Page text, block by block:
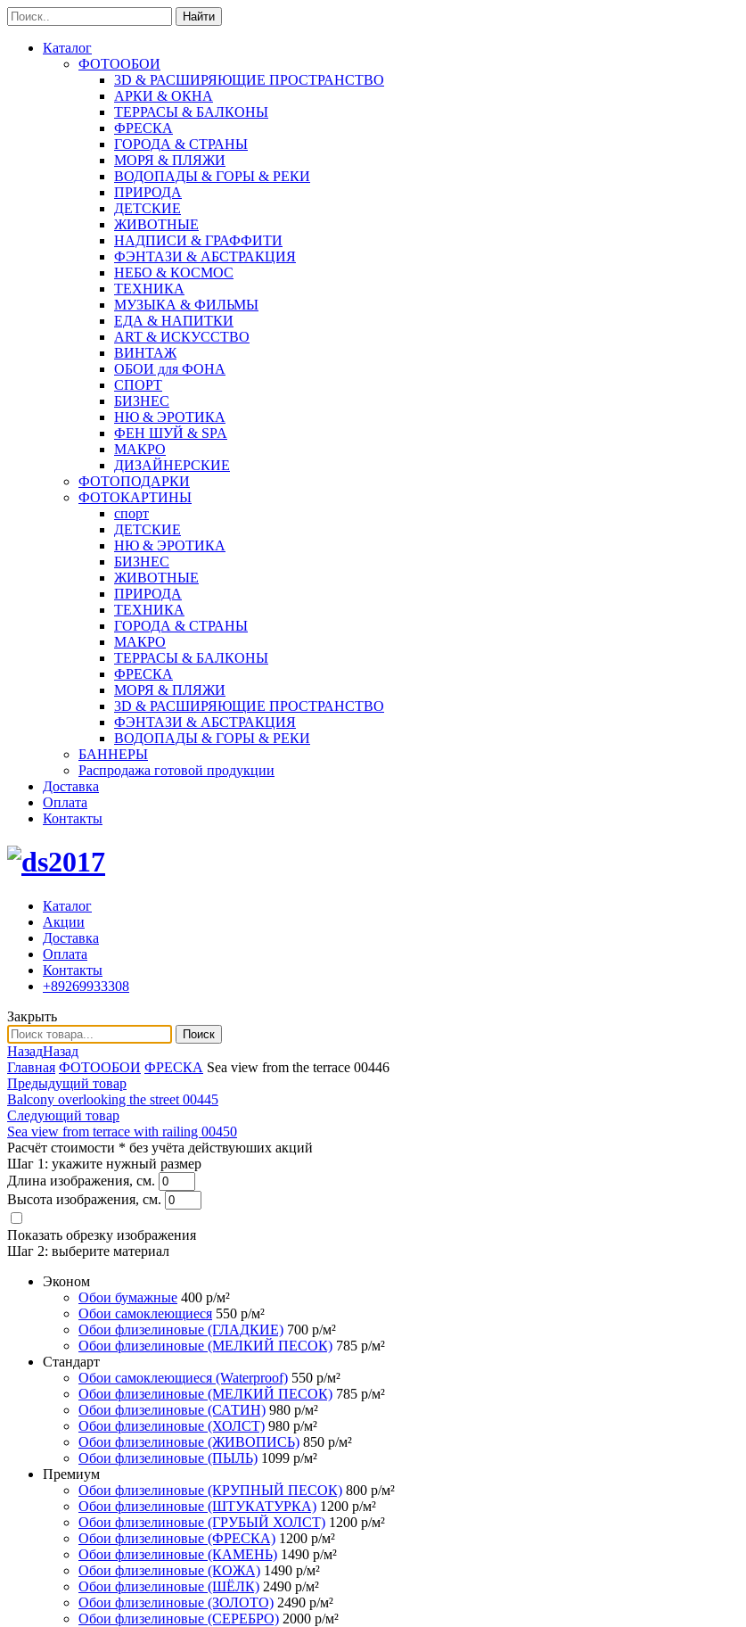
Найти
Каталог
ФОТООБОИ
3D & РАСШИРЯЮЩИЕ ПРОСТРАНСТВО
АРКИ & ОКНА
ТЕРРАСЫ & БАЛКОНЫ
ФРЕСКА
ГОРОДА & СТРАНЫ
МОРЯ & ПЛЯЖИ
ВОДОПАДЫ & ГОРЫ & РЕКИ
ПРИРОДА
ДЕТСКИЕ
ЖИВОТНЫЕ
НАДПИСИ & ГРАФФИТИ
ФЭНТАЗИ & АБСТРАКЦИЯ
НЕБО & КОСМОС
ТЕХНИКА
МУЗЫКА & ФИЛЬМЫ
ЕДА & НАПИТКИ
ART & ИСКУССТВО
ВИНТАЖ
ОБОИ для ФОНА
СПОРТ
БИЗНЕС
НЮ & ЭРОТИКА
ФЕН ШУЙ & SPA
МАКРО
ДИЗАЙНЕРСКИЕ
ФОТОПОДАРКИ
ФОТОКАРТИНЫ
спорт
ДЕТСКИЕ
НЮ & ЭРОТИКА
БИЗНЕС
ЖИВОТНЫЕ
ПРИРОДА
ТЕХНИКА
ГОРОДА & СТРАНЫ
МАКРО
ТЕРРАСЫ & БАЛКОНЫ
ФРЕСКА
МОРЯ & ПЛЯЖИ
3D & РАСШИРЯЮЩИЕ ПРОСТРАНСТВО
ФЭНТАЗИ & АБСТРАКЦИЯ
ВОДОПАДЫ & ГОРЫ & РЕКИ
БАННЕРЫ
Распродажа готовой продукции
Доставка
Оплата
Контакты
Каталог
Акции
Доставка
Оплата
Контакты
+89269933308
Закрыть
Поиск
НазадНазад
Главная ФОТООБОИ ФРЕСКА Sea view from the terrace 00446
Предыдущий товар
Balcony overlooking the street 00445
Следующий товар
Sea view from terrace with railing 00450
Расчёт стоимости * без учёта действуюших акций
Шаг 1: укажите нужный размер
Длина изображения, см.
Высота изображения, см.
Показать обрезку изображения
Шаг 2: выберите материал
Эконом
Обои бумажные 400 р/м²
Обои самоклеющиеся 550 р/м²
Обои флизелиновые (ГЛАДКИЕ) 700 р/м²
Обои флизелиновые (МЕЛКИЙ ПЕСОК) 785 р/м²
Стандарт
Обои самоклеющиеся (Waterproof) 550 р/м²
Обои флизелиновые (МЕЛКИЙ ПЕСОК) 785 р/м²
Обои флизелиновые (САТИН) 980 р/м²
Обои флизелиновые (ХОЛСТ) 980 р/м²
Обои флизелиновые (ЖИВОПИСЬ) 850 р/м²
Обои флизелиновые (ПЫЛЬ) 1099 р/м²
Премиум
Обои флизелиновые (КРУПНЫЙ ПЕСОК) 800 р/м²
Обои флизелиновые (ШТУКАТУРКА) 1200 р/м²
Обои флизелиновые (ГРУБЫЙ ХОЛСТ) 1200 р/м²
Обои флизелиновые (ФРЕСКА) 1200 р/м²
Обои флизелиновые (КАМЕНЬ) 1490 р/м²
Обои флизелиновые (КОЖА) 1490 р/м²
Обои флизелиновые (ШЁЛК) 2490 р/м²
Обои флизелиновые (ЗОЛОТО) 2490 р/м²
Обои флизелиновые (СЕРЕБРО) 2000 р/м²